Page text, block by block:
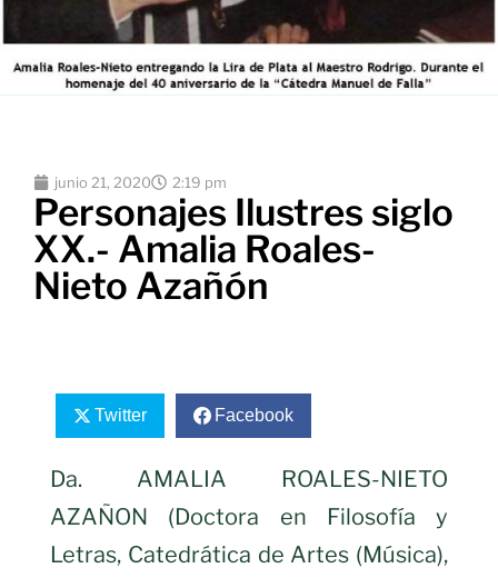
junio 21, 2020 2:19 pm
Personajes Ilustres siglo
XX.- Amalia Roales-
Nieto Azañón
Twitter Facebook
Da. AMALIA ROALES-NIETO
AZAÑON (Doctora en Filosofía y
Letras, Catedrática de Artes (Música),